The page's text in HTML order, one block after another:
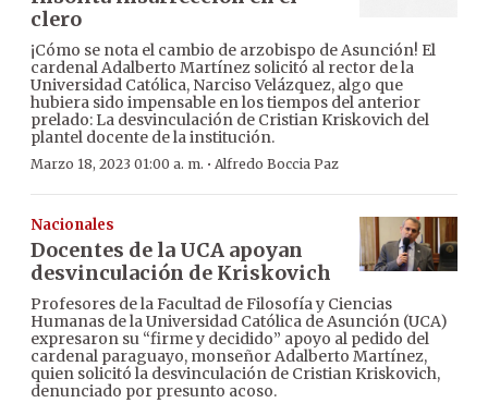
clero
¡Cómo se nota el cambio de arzobispo de Asunción! El
cardenal Adalberto Martínez solicitó al rector de la
Universidad Católica, Narciso Velázquez, algo que
hubiera sido impensable en los tiempos del anterior
prelado: La desvinculación de Cristian Kriskovich del
plantel docente de la institución.
Marzo 18, 2023 01:00 a. m. · Alfredo Boccia Paz
Nacionales
Docentes de la UCA apoyan
desvinculación de Kriskovich
Profesores de la Facultad de Filosofía y Ciencias
Humanas de la Universidad Católica de Asunción (UCA)
expresaron su “firme y decidido” apoyo al pedido del
cardenal paraguayo, monseñor Adalberto Martínez,
quien solicitó la desvinculación de Cristian Kriskovich,
denunciado por presunto acoso.